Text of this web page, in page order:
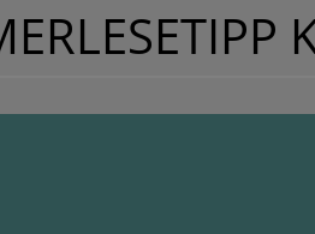
BUCHEMPFEHLUNGEN
MONATS